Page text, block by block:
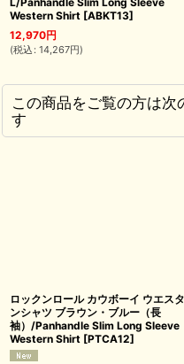
Western Shirt [ABKT13]
12,970円
(税込 : 14,267円)
この商品をご覧の方は次
す
ロックンロール カウボーイ ウエスタ
ンシャツ ブラウン・ブルー（長
袖）/Panhandle Slim Long Sleeve
Western Shirt [PTCA12]